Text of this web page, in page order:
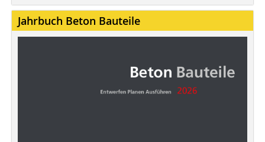
Jahrbuch Beton Bauteile